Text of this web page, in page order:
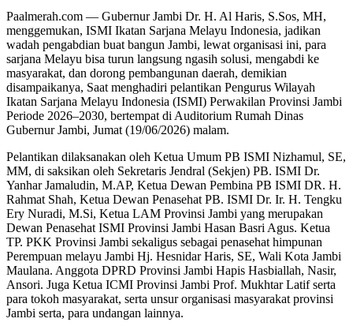
Paalmerah.com — Gubernur Jambi Dr. H. Al Haris, S.Sos, MH,
menggemukan, ISMI Ikatan Sarjana Melayu Indonesia, jadikan
wadah pengabdian buat bangun Jambi, lewat organisasi ini, para
sarjana Melayu bisa turun langsung ngasih solusi, mengabdi ke
masyarakat, dan dorong pembangunan daerah, demikian
disampaikanya, Saat menghadiri pelantikan Pengurus Wilayah
Ikatan Sarjana Melayu Indonesia (ISMI) Perwakilan Provinsi Jambi
Periode 2026–2030, bertempat di Auditorium Rumah Dinas
Gubernur Jambi, Jumat (19/06/2026) malam.
Pelantikan dilaksanakan oleh Ketua Umum PB ISMI Nizhamul, SE,
MM, di saksikan oleh Sekretaris Jendral (Sekjen) PB. ISMI Dr.
Yanhar Jamaludin, M.AP, Ketua Dewan Pembina PB ISMI DR. H.
Rahmat Shah, Ketua Dewan Penasehat PB. ISMI Dr. Ir. H. Tengku
Ery Nuradi, M.Si, Ketua LAM Provinsi Jambi yang merupakan
Dewan Penasehat ISMI Provinsi Jambi Hasan Basri Agus. Ketua
TP. PKK Provinsi Jambi sekaligus sebagai penasehat himpunan
Perempuan melayu Jambi Hj. Hesnidar Haris, SE, Wali Kota Jambi
Maulana. Anggota DPRD Provinsi Jambi Hapis Hasbiallah, Nasir,
Ansori. Juga Ketua ICMI Provinsi Jambi Prof. Mukhtar Latif serta
para tokoh masyarakat, serta unsur organisasi masyarakat provinsi
Jambi serta, para undangan lainnya.